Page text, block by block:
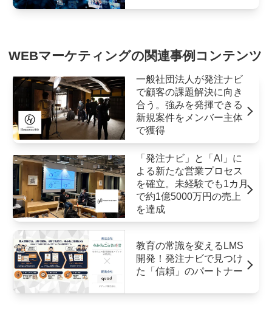
WEBマーケティングの関連事例コンテンツ
一般社団法人が発注ナビ
で顧客の課題解決に向き
合う。強みを発揮できる
新規案件をメンバー主体
で獲得
「発注ナビ」と「AI」に
よる新たな営業プロセス
を確立。未経験でも1カ月
で約1億5000万円の売上
を達成
教育の常識を変えるLMS
開発！発注ナビで見つけ
た「信頼」のパートナー